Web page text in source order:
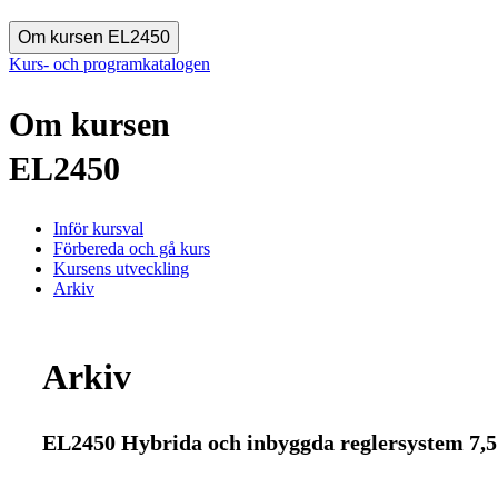
Om kursen EL2450
Kurs- och programkatalogen
Om kursen
EL2450
Inför kursval
Förbereda och gå kurs
Kursens utveckling
Arkiv
Arkiv
EL2450 Hybrida och inbyggda reglersystem